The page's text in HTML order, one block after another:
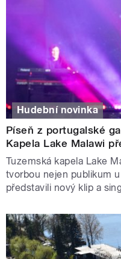
Hudební novinka
Píseň z portugalské
Kapela Lake Malawi
Tuzemská kapela Lake
tvorbou nejen publikum
představili nový klip a